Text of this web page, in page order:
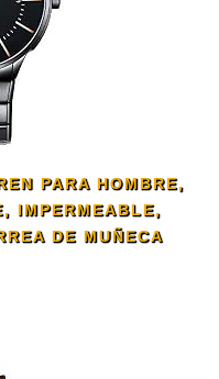
PARA HOMBRE,
IMPERMEABLE,
DE MUÑECA